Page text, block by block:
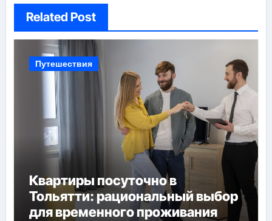
Related Post
Путешествия
Квартиры посуточно в
Тольятти: рациональный выбор
для временного проживания